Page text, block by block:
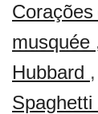
musquée
Hubbard ,
Spaghetti